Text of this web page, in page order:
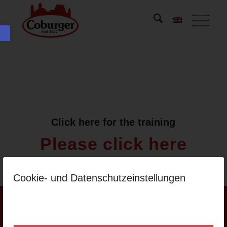
Werkzeugleiste öffnen
Cookie- und Datenschutzeinstellungen
Click here for the training
Please click here